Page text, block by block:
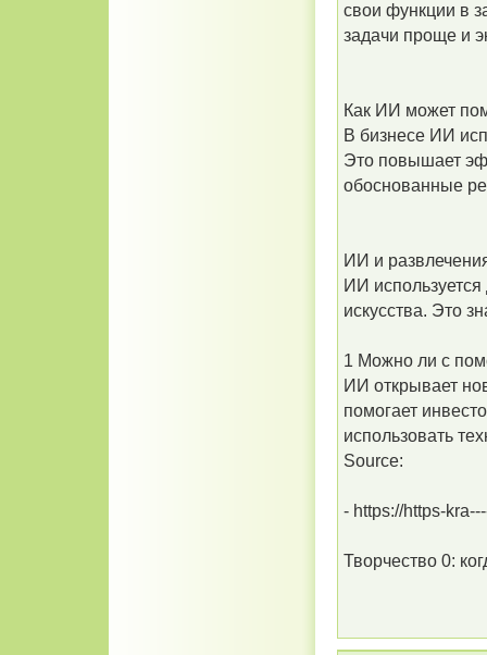
свои функции в
задачи проще и
Как ИИ может
В бизнесе ИИ
Это повышает
обоснованные
ИИ и
ИИ
искусства. Это
1 Можно ли с
ИИ открывает
помогает
использовать
Source:
- https://https-
Творчество 0: